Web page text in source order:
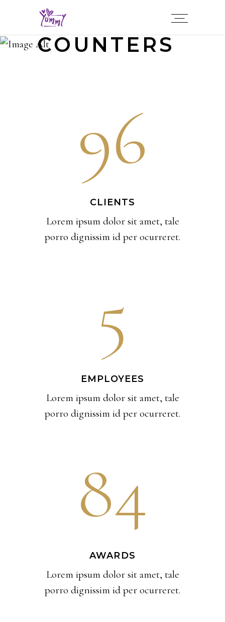
COUNTERS
96
CLIENTS
Lorem ipsum dolor sit amet, tale
porro dignissim id per ocurreret.
5
EMPLOYEES
Lorem ipsum dolor sit amet, tale
porro dignissim id per ocurreret.
84
AWARDS
Lorem ipsum dolor sit amet, tale
porro dignissim id per ocurreret.